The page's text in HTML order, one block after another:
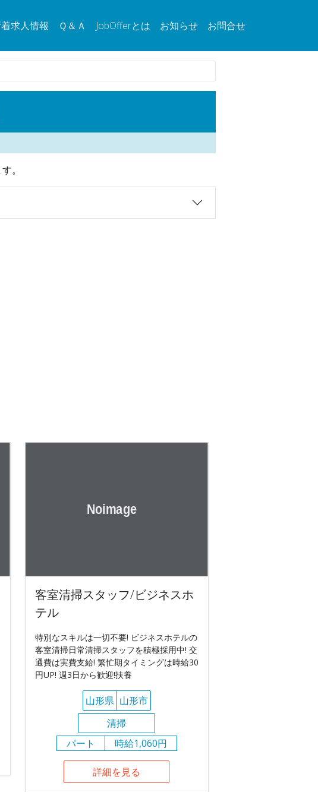
求人情報 Ｑ＆Ａ JobOfferとは お知らせ お問合せ
。
客室清掃スタッフ/ビジネスホ
テル
特別なスキルは一切不要! ビジネスホテルの
客室清掃日常清掃スタッフを積極採用中! 交
通費は実費支給! 繁忙期タイミングは時給30
円UP! 週3日から歓迎!扶養
山形県 山形市
清掃
パート
時給1,060円
詳細を見る